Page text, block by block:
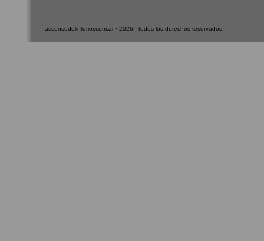
ascensodelinterior.com.ar · 2026 · todos los derechos reservados